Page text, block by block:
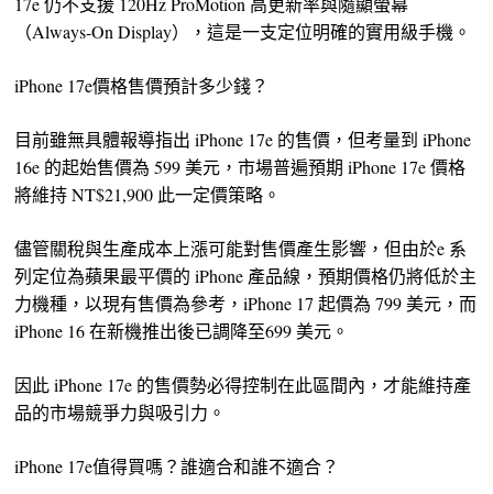
（Always-On Display），這是一支定位明確的實用級手機。
iPhone 17e價格售價預計多少錢？
目前雖無具體報導指出 iPhone 17e 的售價，但考量到 iPhone
16e 的起始售價為 599 美元，市場普遍預期 iPhone 17e 價格
將維持 NT$21,900 此一定價策略。
儘管關稅與生產成本上漲可能對售價產生影響，但由於e 系
列定位為蘋果最平價的 iPhone 產品線，預期價格仍將低於主
力機種，以現有售價為參考，iPhone 17 起價為 799 美元，而
iPhone 16 在新機推出後已調降至699 美元。
因此 iPhone 17e 的售價勢必得控制在此區間內，才能維持產
品的市場競爭力與吸引力。
iPhone 17e值得買嗎？誰適合和誰不適合？